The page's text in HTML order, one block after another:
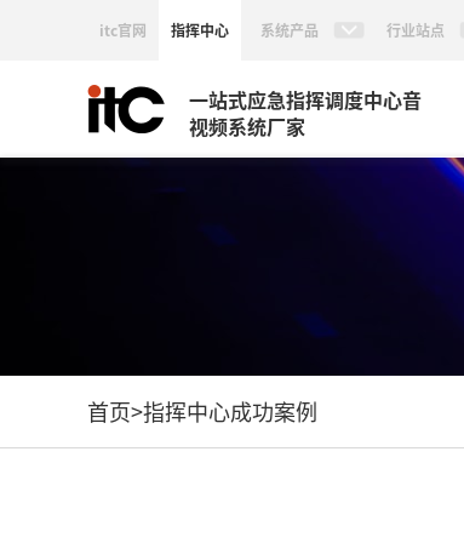
itc官网 指挥中心 系统产品 行业站点
一站式应急指挥调度中心音
视频系统厂家
首页>指挥中心成功案例